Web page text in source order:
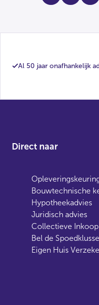
Al 50 jaar onafhankelijk
Direct naar
Bouwtechnische
Hypotheekadvies
Juridisch advies
Collectieve
Bel de
Eigen Huis